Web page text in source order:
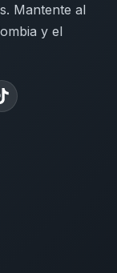
Mantente al
y el